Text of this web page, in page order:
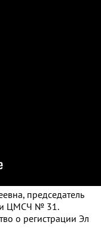
председатель
ЦМСЧ № 31.
о регистрации Эл